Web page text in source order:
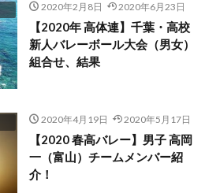
2020年2月8日 2020年6月23日
【2020年 高体連】千葉・高校
新人バレーボール大会（男女）
組合せ、結果
2020年4月19日 2020年5月17日
【2020 春高バレー】男子 高岡
一（富山）チームメンバー紹
介！